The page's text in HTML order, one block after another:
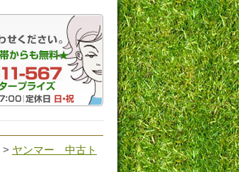
> ヤンマー 中古ト